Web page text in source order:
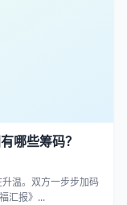
哪些筹码？
温。双方一步步加码
汇报》...